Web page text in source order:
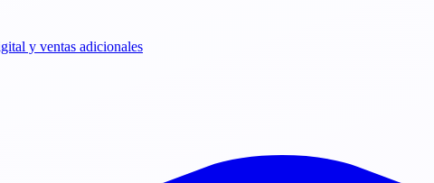
y ventas adicionales